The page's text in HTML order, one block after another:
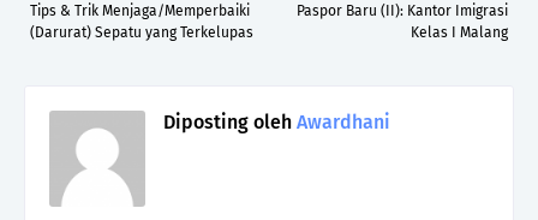
Paspor Baru (II): Kantor Imigrasi
Kelas I Malang
Tips & Trik Menjaga/Memperbaiki
(Darurat) Sepatu yang Terkelupas
Diposting oleh Awardhani